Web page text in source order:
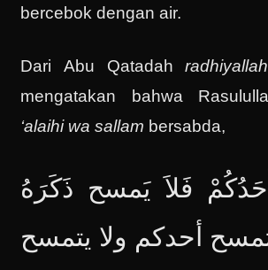
bercebok dengan air.
Dari Abu Qatadah
mengatakan bahwa
‘alaihi wa sallam bersabda,
فَلاَ يَمسح ذَكَرَهُ
تمسح أحدكم ولا يتمسح